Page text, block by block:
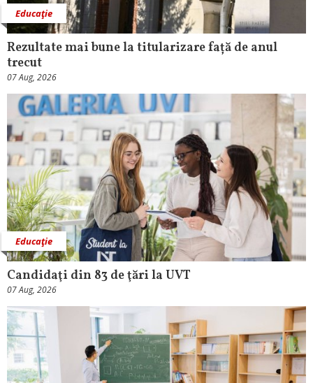
Educaţie
Rezultate mai bune la titularizare față de anul
trecut
07 Aug, 2026
Educaţie
Candidaţi din 83 de ţări la UVT
07 Aug, 2026